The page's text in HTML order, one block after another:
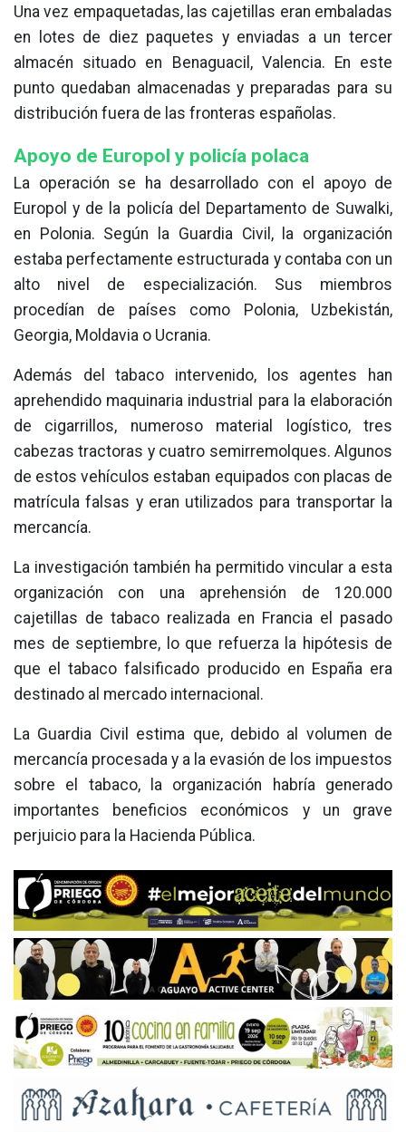
Una vez empaquetadas, las cajetillas eran embaladas
en lotes de diez paquetes y enviadas a un tercer
almacén situado en Benaguacil, Valencia. En este
punto quedaban almacenadas y preparadas para su
distribución fuera de las fronteras españolas.
Apoyo de Europol y policía polaca
La operación se ha desarrollado con el apoyo de
Europol y de la policía del Departamento de Suwalki,
en Polonia. Según la Guardia Civil, la organización
estaba perfectamente estructurada y contaba con un
alto nivel de especialización. Sus miembros
procedían de países como Polonia, Uzbekistán,
Georgia, Moldavia o Ucrania.
Además del tabaco intervenido, los agentes han
aprehendido maquinaria industrial para la elaboración
de cigarrillos, numeroso material logístico, tres
cabezas tractoras y cuatro semirremolques. Algunos
de estos vehículos estaban equipados con placas de
matrícula falsas y eran utilizados para transportar la
mercancía.
La investigación también ha permitido vincular a esta
organización con una aprehensión de 120.000
cajetillas de tabaco realizada en Francia el pasado
mes de septiembre, lo que refuerza la hipótesis de
que el tabaco falsificado producido en España era
destinado al mercado internacional.
La Guardia Civil estima que, debido al volumen de
mercancía procesada y a la evasión de los impuestos
sobre el tabaco, la organización habría generado
importantes beneficios económicos y un grave
perjuicio para la Hacienda Pública.